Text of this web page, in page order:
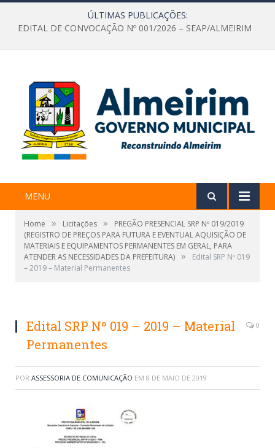
ÚLTIMAS PUBLICAÇÕES:
EDITAL DE CONVOCAÇÃO Nº 001/2026 – SEAP/ALMEIRIM
MENU
Home » Licitações »
PREGÃO PRESENCIAL SRP Nº 019/2019
(REGISTRO DE PREÇOS PARA FUTURA E EVENTUAL AQUISIÇÃO DE
MATERIAIS E EQUIPAMENTOS PERMANENTES EM GERAL, PARA
ATENDER AS NECESSIDADES DA PREFEITURA) »
Edital SRP Nº 019
– 2019 – Material Permanentes
Edital SRP Nº 019 – 2019 – Material
Permanentes
0
POR ASSESSORIA DE COMUNICAÇÃO EM 8 DE MAIO DE 2019